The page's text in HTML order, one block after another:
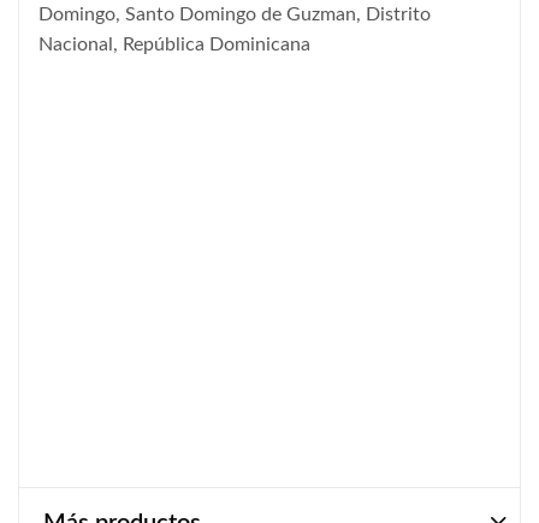
Domingo, Santo Domingo de Guzman, Distrito
Nacional, República Dominicana